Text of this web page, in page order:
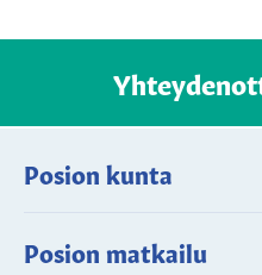
Posion kunta
Posion matkailu